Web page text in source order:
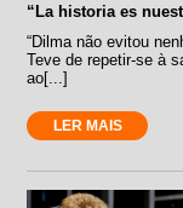
“La historia es
“Dilma não evitou
Teve de repetir-se à
ao[...]
LER MAIS